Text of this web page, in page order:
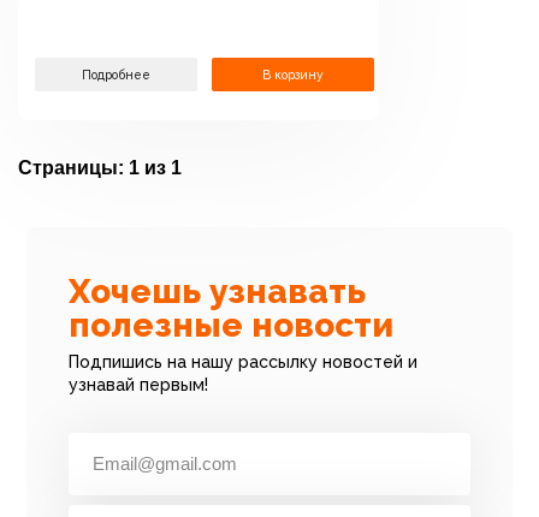
Подробнее В корзину
Страницы: 1 из 1
Хочешь узнавать
полезные новости
Подпишись на нашу рассылку новостей и
узнавай первым!